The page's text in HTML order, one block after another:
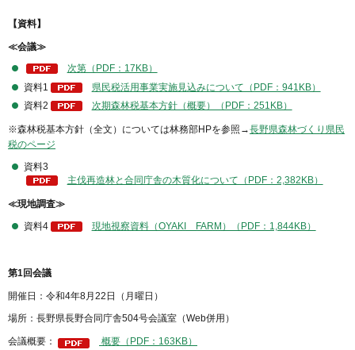
【資料】
≪会議≫
次第（PDF：17KB）
資料1
県民税活用事業実施見込みについて（PDF：941KB）
資料2
次期森林税基本方針（概要）（PDF：251KB）
※森林税基本方針（全文）については林務部HPを参照→長野県森林づくり県民
税のページ
資料3
主伐再造林と合同庁舎の木質化について（PDF：2,382KB）
≪現地調査≫
資料4
現地視察資料（OYAKI FARM）（PDF：1,844KB）
第1回会議
開催日：令和4年8月22日（月曜日）
場所：長野県長野合同庁舎504号会議室（Web併用）
会議概要： 概要（PDF：163KB）